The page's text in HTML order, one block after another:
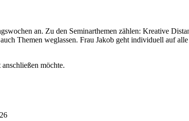
an. Zu den Seminarthemen zählen: Kreative
Themen weglassen. Frau Jakob geht individuell auf
möchte.